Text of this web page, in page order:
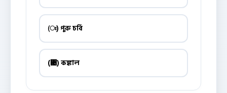
(ঃ) পুরু চর্বি
(঄) কঙ্কাল